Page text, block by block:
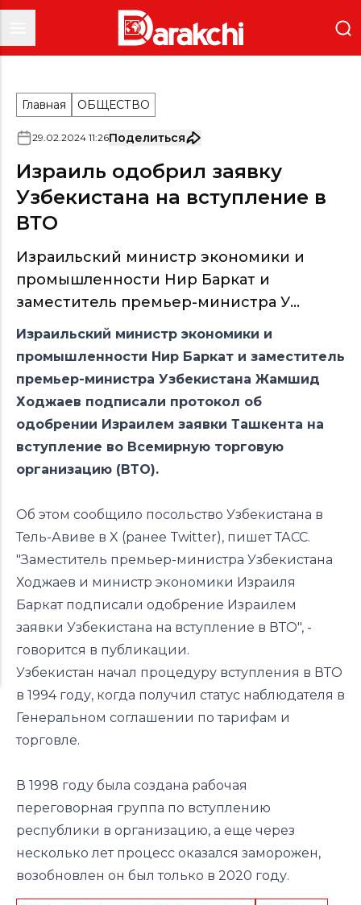
Главная ОБЩЕСТВО
29.02.2024 11:26Поделиться
Израиль одобрил заявку
Узбекистана на вступление в
ВТО
Израильский министр экономики и
промышленности Нир Баркат и
заместитель премьер-министра У...
Израильский министр экономики и
промышленности Нир Баркат и заместитель
премьер-министра Узбекистана Жамшид
Ходжаев подписали протокол об
одобрении Израилем заявки Ташкента на
вступление во Всемирную торговую
организацию (ВТО).
Об этом сообщило посольство Узбекистана в
Тель-Авиве в X (ранее Twitter), пишет ТАСС.
"Заместитель премьер-министра Узбекистана
Ходжаев и министр экономики Израиля
Баркат подписали одобрение Израилем
заявки Узбекистана на вступление в ВТО", -
говорится в публикации.
Узбекистан начал процедуру вступления в ВТО
в 1994 году, когда получил статус наблюдателя в
Генеральном соглашении по тарифам и
торговле.
В 1998 году была создана рабочая
переговорная группа по вступлению
республики в организацию, а еще через
несколько лет процесс оказался заморожен,
возобновлен он был только в 2020 году.